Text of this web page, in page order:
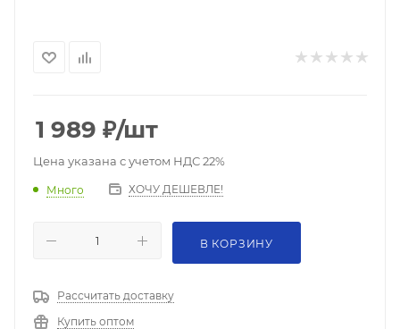
1 989 ₽/шт
Цена указана с учетом НДС 22%
Много ХОЧУ ДЕШЕВЛЕ!
В КОРЗИНУ
Рассчитать доставку
Купить оптом